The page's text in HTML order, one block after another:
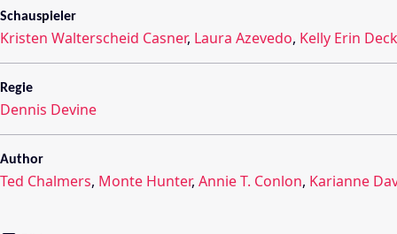
Schauspieler
Kristen Walterscheid Casner, Laura Azevedo, Kelly Erin
Regie
Dennis Devine
Author
Ted Chalmers, Monte Hunter, Annie T. Conlon, Karianne